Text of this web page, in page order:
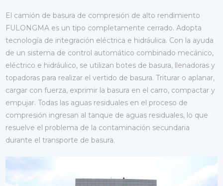
El camión de basura de compresión de alto rendimiento
FULONGMA es un tipo completamente cerrado. Adopta
tecnología de integración eléctrica e hidráulica. Con la ayuda
de un sistema de control automático combinado mecánico,
eléctrico e hidráulico, se utilizan botes de basura, llenadoras y
topadoras para realizar el vertido de basura. Triturar o aplanar,
cargar con fuerza, exprimir la basura en el carro, compactar y
empujar. Todas las aguas residuales en el proceso de
compresión ingresan al tanque de aguas residuales, lo que
resuelve el problema de la contaminación secundaria
durante el transporte de basura.